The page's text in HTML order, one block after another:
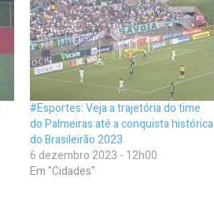
#Esportes: Veja a trajetória do time
do Palmeiras até a conquista histórica
do Brasileirão 2023
6 dezembro 2023 - 12h00
Em "Cidades"